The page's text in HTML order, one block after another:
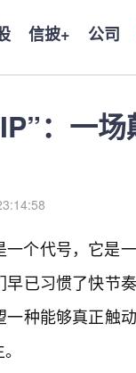
信披+ 公司
：一
个代号，它是
已习惯了快节
种能够真正触